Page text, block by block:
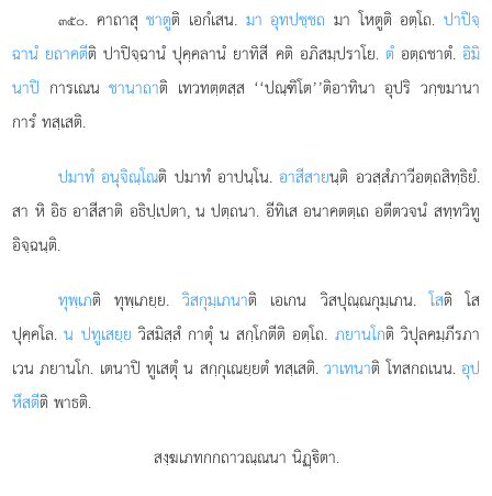
๓๕๐. คาถาสุชาตูติ เอกํเสน. มา อุทปชฺชถ มา โหตูติ อตฺโถ. ปาปิจฺ
ฉานํ ยถาคตีติ ปาปิจฺฉานํ ปุคฺคลานํ ยาทิสี คติ อภิสมฺปราโย. ตํอตฺถชาตํ. อิมิ
นาปิ การเณนชานาถาติ เทวทตฺตสฺส ‘‘ปณฺฑิโต’’ติอาทินา อุปริ วกฺขมานา
การํ ทสฺเสติ.
ปมาทํ อนุจิณฺโณติ ปมาทํ อาปนฺโน.อาสีสายนฺติ อวสฺสํภาวีอตฺถสิทฺธิยํ.
สา หิ อิธ อาสีสาติ อธิปฺเปตา, น ปตฺถนา. อีทิเส อนาคตตฺเถ อตีตวจนํ สทฺทวิทู
อิจฺฉนฺติ.
ทุพฺเภติ ทุพฺเภยฺย.วิสกุมฺเภนาติ เอเกน วิสปุณฺณกุมฺเภน.โสติ โส
ปุคฺคโล.น ปทูเสยฺย วิสมิสฺสํ กาตุํ น สกฺโกตีติ อตฺโถ. ภยานโกติ วิปุลคมฺภีรภา
เวน ภยานโก. เตนาปิ ทูเสตุํ น สกฺกุเณยฺยตํ ทสฺเสติ.วาเทนาติ โทสกถเนน. อุป
หึสตีติ พาธติ.
สงฺฆเภทกกถาวณฺณนา นิฏฺิตา.